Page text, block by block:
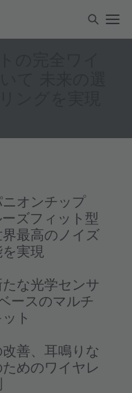
オンチップ
ズフィット型
最高のノイズ
実現
な光学センサ
ースのマルチ
ト
善、耳鳴りな
めのワイヤレ